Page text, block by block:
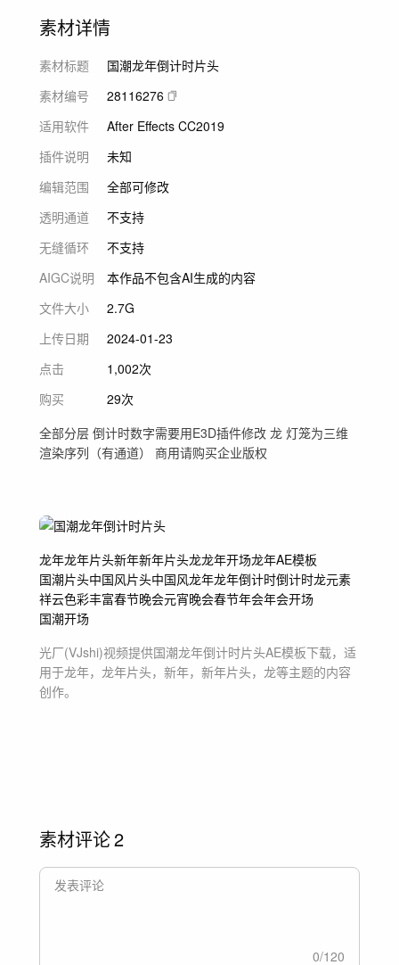
素材详情
素材标题
国潮龙年倒计时片头
素材编号
28116276
适用软件
After Effects CC2019
插件说明
未知
编辑范围
全部可修改
透明通道
不支持
无缝循环
不支持
AIGC说明
本作品不包含AI生成的内容
文件大小
2.7G
上传日期
2024-01-23
点击
1,002次
购买
29次
全部分层 倒计时数字需要用E3D插件修改 龙 灯笼为三维
渲染序列（有通道） 商用请购买企业版权
龙年龙年片头新年新年片头龙龙年开场龙年AE模板
国潮片头中国风片头中国风龙年龙年倒计时倒计时龙元素
祥云色彩丰富春节晚会元宵晚会春节年会年会开场
国潮开场
光厂(VJshi)视频提供国潮龙年倒计时片头AE模板下载，适
用于龙年，龙年片头，新年，新年片头，龙等主题的内容
创作。
素材评论2
0/120